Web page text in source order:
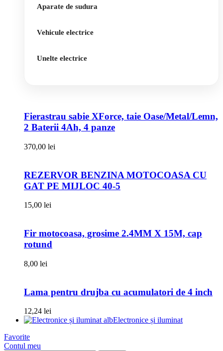
Aparate de sudura
Vehicule electrice
Unelte electrice
Fierastrau sabie XForce, taie Oase/Metal/Lemn,
2 Baterii 4Ah, 4 panze
370,00 lei
REZERVOR BENZINA MOTOCOASA CU
GAT PE MIJLOC 40-5
15,00 lei
Fir motocoasa, grosime 2.4MM X 15M, cap
rotund
8,00 lei
Lama pentru drujba cu acumulatori de 4 inch
12,24 lei
Electronice și iluminat
Favorite
Contul meu